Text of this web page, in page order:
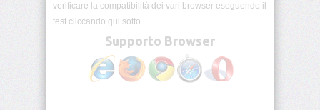
background-
background-
verificare la compatibilità dei vari browser eseguendo il
test cliccando qui sotto.
Supporto Browser